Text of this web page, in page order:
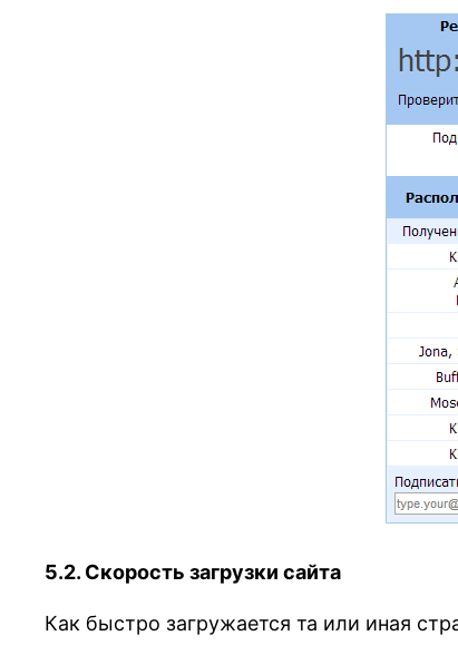
5.2. Скорость загрузки сайта
Как быстро загружается та или иная